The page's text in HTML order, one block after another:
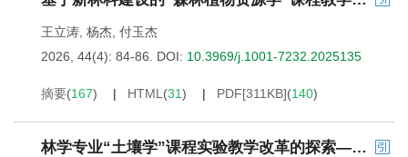
王立涛 杨杰 付玉杰
2026, 44(4): 84-86.
DOI: 10.3969/j.1001-7232.2025135
摘要(167) HTML (31) PDF[311KB](140)
林学专业“土壤学”课程实验教学改革的探索——以浙江农林大学为例